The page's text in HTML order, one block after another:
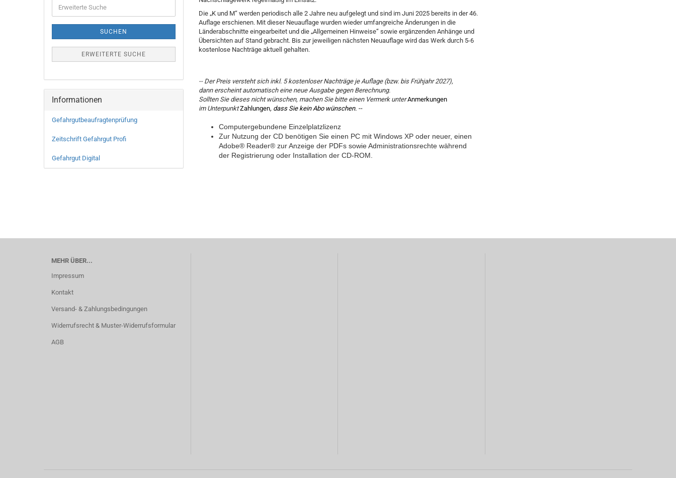
Die „K und M“ werden periodisch alle 2 Jahre neu aufgelegt und sind im Juni 2025 bereits in der 46.
Auflage erschienen. Mit dieser Neuauflage wurden wieder umfangreiche Änderungen in die
Länderabschnitte eingearbeitet und die „Allgemeinen Hinweise“ sowie ergänzenden Anhänge und
Übersichten auf Stand gebracht. Bis zur jeweiligen nächsten Neuauflage wird das Werk durch 5-6
kostenlose Nachträge aktuell gehalten.
-- Der Preis versteht sich inkl. 5 kostenloser Nachträge je Auflage (bzw. bis Frühjahr 2027),
dann erscheint automatisch eine neue Ausgabe gegen Berechnung.
Sollten Sie dieses nicht wünschen, machen Sie bitte einen Vermerk unterAnmerkungen
im UnterpunktZahlungen,dass Sie kein Abo wünschen. --
Computergebundene Einzelplatzlizenz
Zur Nutzung der CD benötigen Sie einen PC mit Windows XP oder neuer, einen
Adobe® Reader® zur Anzeige der PDFs sowie Administrationsrechte während
der Registrierung oder Installation der CD-ROM.
SUCHEN
ERWEITERTE SUCHE
Informationen
Gefahrgutbeaufragtenprüfung
Zeitschrift Gefahrgut Profi
Gefahrgut Digital
MEHR ÜBER...
Impressum
Kontakt
Versand- & Zahlungsbedingungen
Widerrufsrecht & Muster-Widerrufsformular
AGB